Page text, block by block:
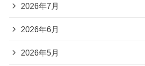
2026年7月
2026年6月
2026年5月